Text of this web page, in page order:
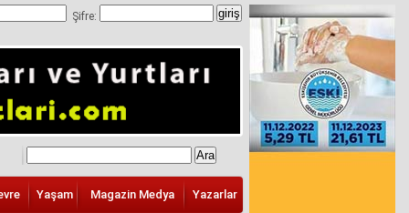
Şifre:
Yaşam Magazin Medya Yazarlar